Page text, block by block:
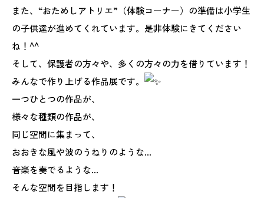
また、“おためしアトリエ”（体験コーナー）の準備は小学生
の子供達が進めてくれています。是非体験にきてください
ね！^^
そして、保護者の方々や、多くの方々の力を借りています！
みんなで作り上げる作品展です。
一つひとつの作品が、
様々な種類の作品が、
同じ空間に集まって、
おおきな風や波のうねりのような…
音楽を奏でるような…
そんな空間を目指します！